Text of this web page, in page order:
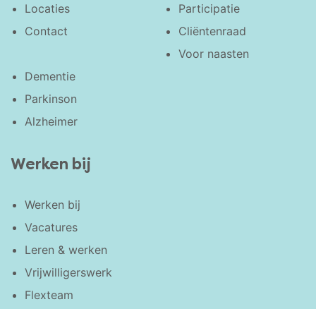
Locaties
Contact
Participatie
Cliëntenraad
Voor naasten
Dementie
Parkinson
Alzheimer
Werken bij
Werken bij
Vacatures
Leren & werken
Vrijwilligerswerk
Flexteam